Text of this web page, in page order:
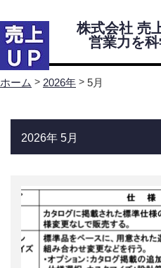
株式会社
営業力を科
ホーム > 2026年 > 5月
2026年 5月
Menu
株式会社 売上UP研究所 会社案内
営業力を科学する売上UP研究会